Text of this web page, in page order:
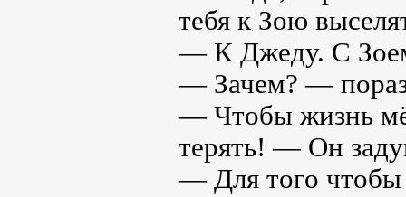
тебя к Зою
— К Джеду. С
— Зачем? —
— Чтобы жизнь
терять! — Он
— Для того чтобы